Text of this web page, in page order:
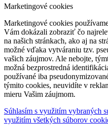
Marketingové cookies
Marketingové cookies
Vám dokázali zobraziť čo
na našich stránkach, ako aj na
možné vďaka vytváraniu tzv.
vašich záujmov. Ale nebojte,
možná bezprostredná
používané iba
týmito cookies, neuvidíte v
mieru Vašim záujmom.
Súhlasím s využitím vybraných
využitím všetkých súborov